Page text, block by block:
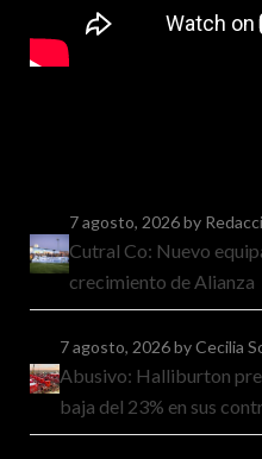
7 agosto, 2026by
Cutral Co: Nuevo
crecimiento de Alianza
7 agosto, 2026by Cecilia
Abusivo: Halliburton
baja del 23% en sus